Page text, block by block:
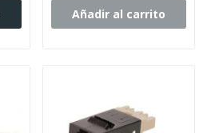
Añadir al carrito